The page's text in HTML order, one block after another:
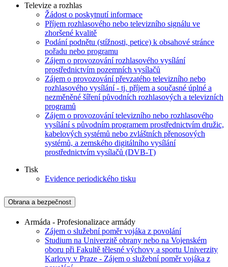
Televize a rozhlas
Žádost o poskytnutí informace
Příjem rozhlasového nebo televizního signálu ve
zhoršené kvalitě
Podání podnětu (stížnosti, petice) k obsahové stránce
pořadu nebo programu
Zájem o provozování rozhlasového vysílání
prostřednictvím pozemních vysílačů
Zájem o provozování převzatého televizního nebo
rozhlasového vysílání - tj. příjem a současné úplné a
nezměněné šíření původních rozhlasových a televizních
programů
Zájem o provozování televizního nebo rozhlasového
vysílání s původním programem prostřednictvím družic,
kabelových systémů nebo zvláštních přenosových
systémů, a zemského digitálního vysílání
prostřednictvím vysílačů (DVB-T)
Tisk
Evidence periodického tisku
Obrana a bezpečnost
Armáda - Profesionalizace armády
Zájem o služební poměr vojáka z povolání
Studium na Univerzitě obrany nebo na Vojenském
oboru při Fakultě tělesné výchovy a sportu Univerzity
Karlovy v Praze - Zájem o služební poměr vojáka z